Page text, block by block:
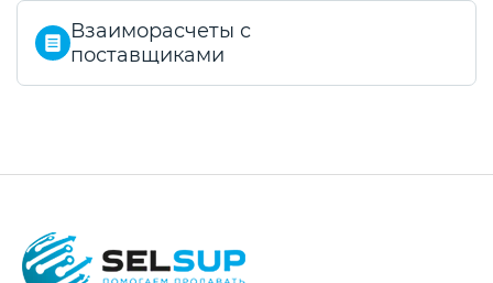
Взаиморасчеты с
поставщиками